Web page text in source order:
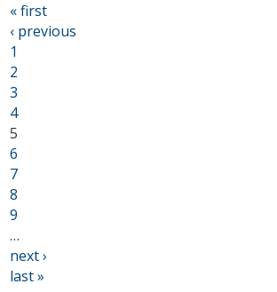
« first
‹ previous
1
2
3
4
5
6
7
8
9
…
next ›
last »